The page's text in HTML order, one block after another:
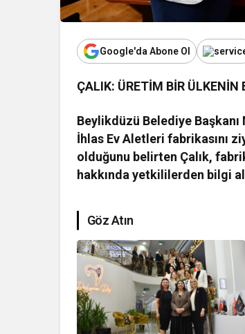
Google'da Abone Ol
ÇALIK: ÜRETİM BİR
Beylikdüzü Belediye
İhlas Ev Aletleri fabrikasını
olduğunu belirten Çalık,
hakkında yetkililerden bilgi
Göz Atın